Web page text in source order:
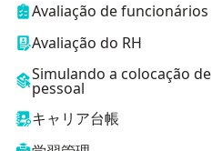
Avaliação de funcionários
Avaliação do RH
Simulando a colocação de
pessoal
キャリア台帳